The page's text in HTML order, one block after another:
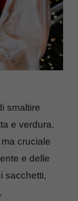
smaltire
e verdura,
cruciale
e delle
sacchetti,